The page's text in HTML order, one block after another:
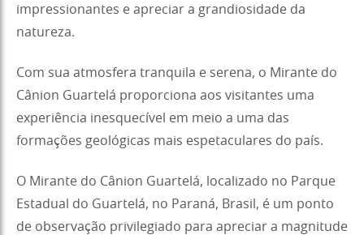
impressionantes e apreciar a grandiosidade da
natureza.
Com sua atmosfera tranquila e serena, o Mirante do
Cânion Guartelá proporciona aos visitantes uma
experiência inesquecível em meio a uma das
formações geológicas mais espetaculares do país.
O Mirante do Cânion Guartelá, localizado no Parque
Estadual do Guartelá, no Paraná, Brasil, é um ponto
de observação privilegiado para apreciar a magnitude